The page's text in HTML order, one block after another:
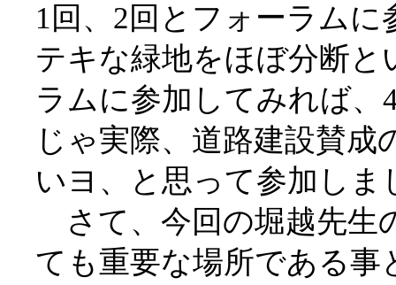
1回、2回とフォーラム
テキな緑地をほぼ分断と
ラムに参加してみれば
じゃ実際、道路建設賛
いヨ、と思って参加しま
さて、今回の堀越先生
ても重要な場所である